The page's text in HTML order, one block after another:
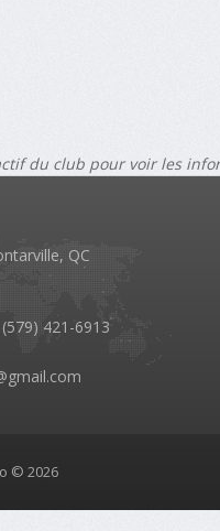
du club pour voir les
QC
421-6913
© 2026